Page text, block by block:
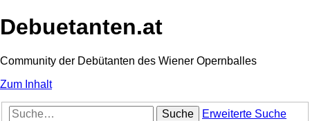
Debuetanten.at
Community der Debütanten des Wiener Opernballes
Zum Inhalt
Suche Erweiterte Suche